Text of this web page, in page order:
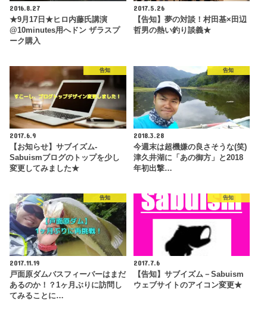
2016.8.27
★9月17日★ヒロ内藤氏講演
@10minutes用へドン ザラスプ
ーク購入
2017.5.26
【告知】夢の対談！村田基×田辺
哲男の熱い釣り談義★
告知
2017.6.9
【お知らせ】サブイズム-
Sabuismブログのトップを少し
変更してみました★
告知
2018.3.28
今週末は超機嫌の良さそうな(笑)
津久井湖に「あの御方」と2018
年初出撃…
告知
2017.11.19
戸面原ダムバスフィーバーはまだ
あるのか！？1ヶ月ぶりに訪問し
てみることに…
告知
2017.7.6
【告知】サブイズム－Sabuism
ウェブサイトのアイコン変更★